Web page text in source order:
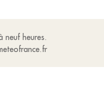
neuf heures.